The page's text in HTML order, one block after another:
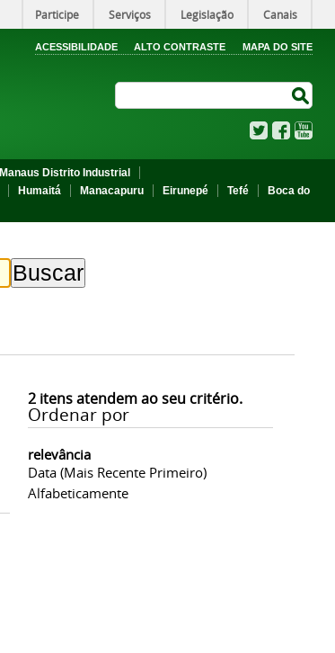
Participe Serviços Legislação Canais
ACESSIBILIDADE ALTO CONTRASTE MAPA DO SITE
TwitterFacebook
Manaus Distrito Industrial
Humaitá Manacapuru Eirunepé Tefé
Boca do
2itens atendem ao seu critério.
Ordenar por
relevância
Data (mais Recente Primeiro)
Alfabeticamente